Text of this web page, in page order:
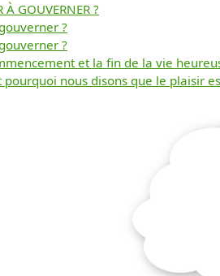
GOUVERNER ?
?
?
et la fin de la vie
pourquoi nous disons que le